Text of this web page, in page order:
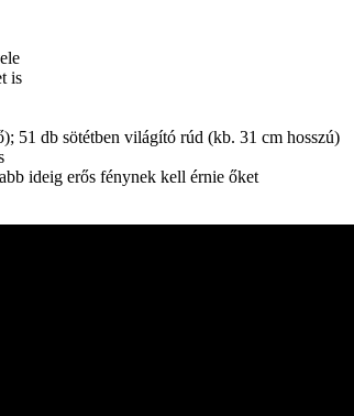
is
51 db sötétben világító rúd (kb. 31 cm hosszú)
ideig erős fénynek kell érnie őket